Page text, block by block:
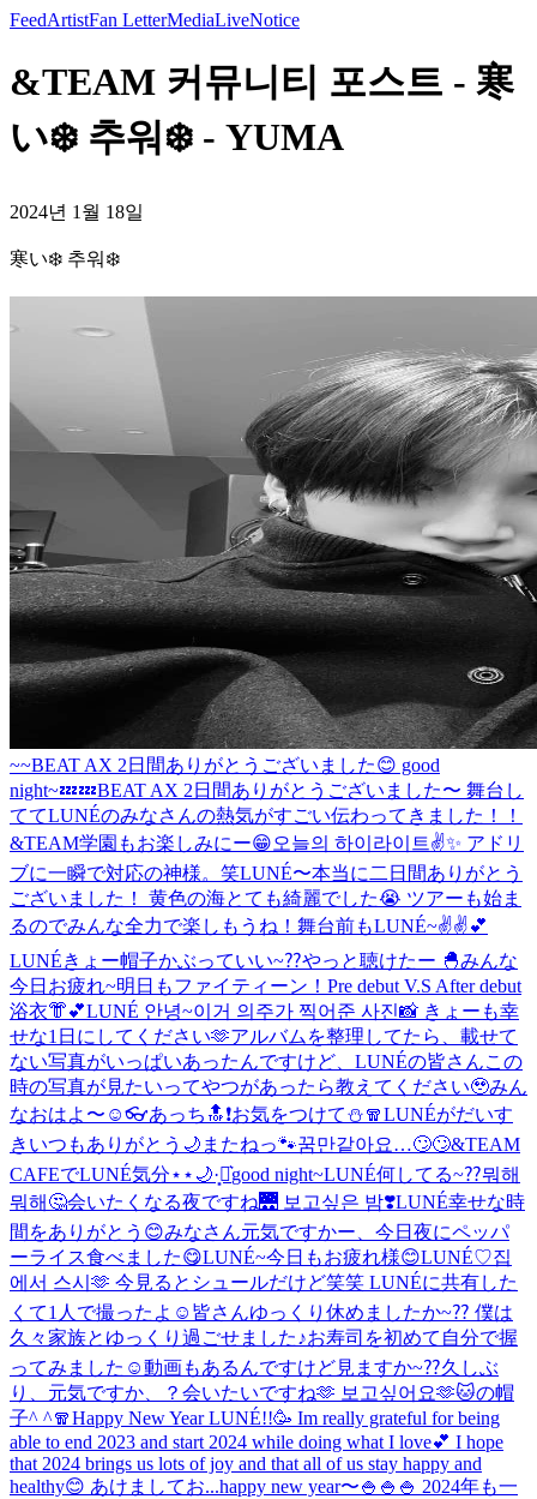
FeedArtistFan LetterMediaLiveNotice
&TEAM 커뮤니티 포스트 - 寒
い❄️ 추워❄️ - YUMA
2024년 1월 18일
寒い❄️ 추워❄️
~~BEAT AX 2日間ありがとうございました😊 good
night~💤💤BEAT AX 2日間ありがとうございました〜 舞台し
ててLUNÉのみなさんの熱気がすごい伝わってきました！！
&TEAM学園もお楽しみにー😁오늘의 하이라이트✌️✨ アドリ
ブに一瞬で対応の神様。笑LUNÉ〜本当に二日間ありがとう
ございました！ 黄色の海とても綺麗でした😭 ツアーも始ま
るのでみんな全力で楽しもうね！ 舞台前もLUNÉ~✌️✌️💕
LUNÉきょー帽子かぶっていい~⁇やっと聴けたー 🐣みんな
今日お疲れ~明日もファイティーン！ Pre debut V.S After debut
浴衣👘︎💕︎LUNÉ 안녕~이거 의주가 찍어준 사진📸 きょーも幸
せな1日にしてください🫶アルバムを整理してたら、載せて
ない写真がいっぱいあったんですけど、LUNÉの皆さんこの
時の写真が見たいってやつがあったら教えてください🥹みん
なおはよ〜☺️👓あっち🔝❗️お気をつけて⛄️🧣LUNÉがだいす
き いつもありがとう🌙 またねっ🐾꿈만같아요…🙄🙄&TEAM
CAFEでLUNÉ気分⋆⋆🌙·̩͙‪⋆͛good night~LUNÉ何してる~⁇뭐해
뭐해🤔会いたくなる夜ですね🌉 보고싶은 밤❣️LUNÉ幸せな時
間をありがとう😊みなさん元気ですかー、今日夜にペッパ
ーライス食べました😋LUNÉ~今日もお疲れ様😊LUNÉ♡집
에서 스시🫶 今見るとシュールだけど笑笑 LUNÉに共有した
くて1人で撮ったよ☺️ 皆さんゆっくり休めましたか~⁇ 僕は
久々家族とゆっくり過ごせました♪お寿司を初めて自分で握
ってみました☺️動画もあるんですけど見ますか~⁇久しぶ
り、元気ですか、？会いたいですね🫶 보고싶어요🫶🐱の帽
子^ ^🧣Happy New Year LUNÉ!!🥳 Im really grateful for being
able to end 2023 and start 2024 while doing what I love💕 I hope
that 2024 brings us lots of joy and that all of us stay happy and
healthy😊 あけましてお...happy new year〜🍚🍚🍚 2024年も一